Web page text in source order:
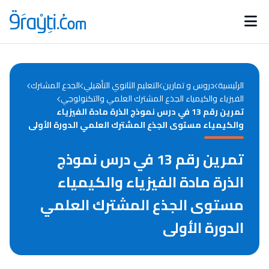
Catégories
d'actualités
Annonces bourses
الرئيسية دروس و تمارين التعليم الثانوي التأهيلي الجدع المشترك
الفيزياء والكيمياء الجذع المشترك العلمي والتكنولوجي
تمرين رقم 13 في درس نموذج الذرة مادة الفيزياء
والكيمياء مستوى الجذع المشترك العلمي الدورة الأولى
تمرين رقم 13 في درس نموذج
الذرة مادة الفيزياء والكيمياء
مستوى الجذع المشترك العلمي
الدورة الأولى